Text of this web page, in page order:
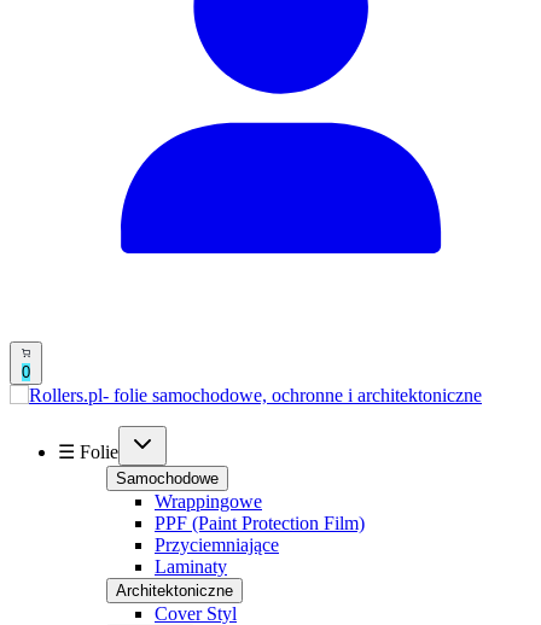
0
☰ Folie
Samochodowe
Wrappingowe
PPF (Paint Protection Film)
Przyciemniające
Laminaty
Architektoniczne
Cover Styl